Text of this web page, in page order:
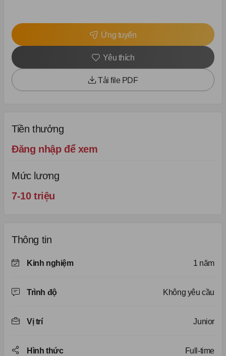
Ứng tuyển
Yêu thích
Tải file PDF
Tiền thưởng
Đăng nhập để xem
Mức lương
7-10 triệu
Thông tin
Kinh nghiệm 1 năm
Trình độ Không yêu cầu
Vị trí Junior
Hình thức Full-time